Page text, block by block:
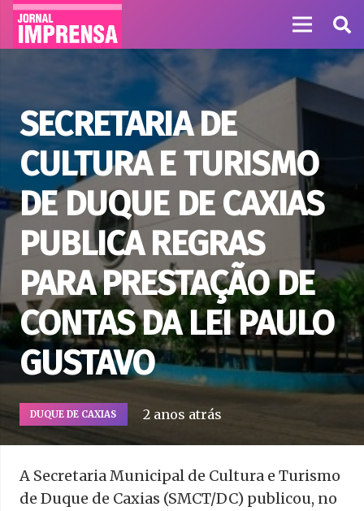
SECRETARIA DE
CULTURA E TURISMO
DE DUQUE DE CAXIAS
PUBLICA REGRAS
PARA PRESTAÇÃO DE
CONTAS DA LEI PAULO
GUSTAVO
DUQUE DE CAXIAS 2 anos atrás
A Secretaria Municipal de Cultura e Turismo
de Duque de Caxias (SMCT/DC) publicou, no